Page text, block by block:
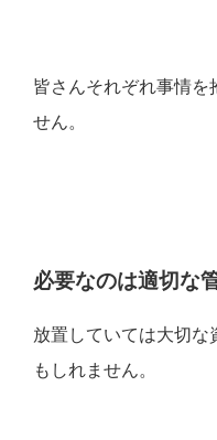
皆さんそれぞれ事情を
せん。
必要なのは適切な
放置していては大切な
もしれません。